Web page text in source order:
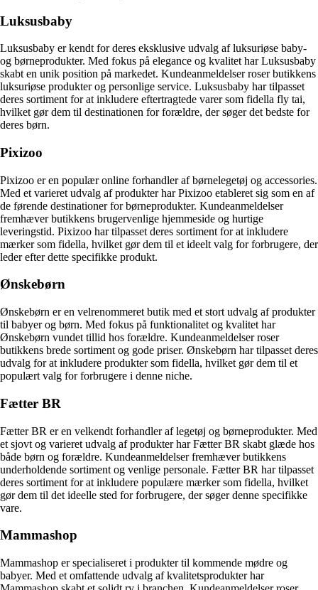
Luksusbaby
Luksusbaby er kendt for deres eksklusive udvalg af luksuriøse baby-
og børneprodukter. Med fokus på elegance og kvalitet har Luksusbaby
skabt en unik position på markedet. Kundeanmeldelser roser butikkens
luksuriøse produkter og personlige service. Luksusbaby har tilpasset
deres sortiment for at inkludere eftertragtede varer som fidella fly tai,
hvilket gør dem til destinationen for forældre, der søger det bedste for
deres børn.
Pixizoo
Pixizoo er en populær online forhandler af børnelegetøj og accessories.
Med et varieret udvalg af produkter har Pixizoo etableret sig som en af
de førende destinationer for børneprodukter. Kundeanmeldelser
fremhæver butikkens brugervenlige hjemmeside og hurtige
leveringstid. Pixizoo har tilpasset deres sortiment for at inkludere
mærker som fidella, hvilket gør dem til et ideelt valg for forbrugere, der
leder efter dette specifikke produkt.
Ønskebørn
Ønskebørn er en velrenommeret butik med et stort udvalg af produkter
til babyer og børn. Med fokus på funktionalitet og kvalitet har
Ønskebørn vundet tillid hos forældre. Kundeanmeldelser roser
butikkens brede sortiment og gode priser. Ønskebørn har tilpasset deres
udvalg for at inkludere produkter som fidella, hvilket gør dem til et
populært valg for forbrugere i denne niche.
Fætter BR
Fætter BR er en velkendt forhandler af legetøj og børneprodukter. Med
et sjovt og varieret udvalg af produkter har Fætter BR skabt glæde hos
både børn og forældre. Kundeanmeldelser fremhæver butikkens
underholdende sortiment og venlige personale. Fætter BR har tilpasset
deres sortiment for at inkludere populære mærker som fidella, hvilket
gør dem til det ideelle sted for forbrugere, der søger denne specifikke
vare.
Mammashop
Mammashop er specialiseret i produkter til kommende mødre og
babyer. Med et omfattende udvalg af kvalitetsprodukter har